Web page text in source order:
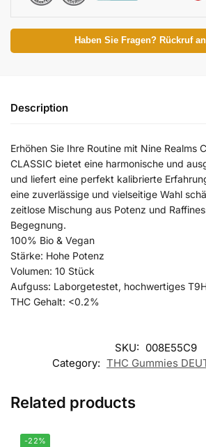
Haben Sie Fragen? Rückruf
Description
Erhöhen Sie Ihre Routine mit Nine Realms
CLASSIC bietet eine harmonische und
und liefert eine perfekt kalibrierte
eine zuverlässige und vielseitige Wahl
zeitlose Mischung aus Potenz und
Begegnung.
100% Bio & Vegan
Stärke: Hohe Potenz
Volumen: 10 Stück
Aufguss: Laborgetestet, hochwertiges
THC Gehalt: <0.2%
SKU: 008E55C9
Category: THC Gummies
Related products
-22%